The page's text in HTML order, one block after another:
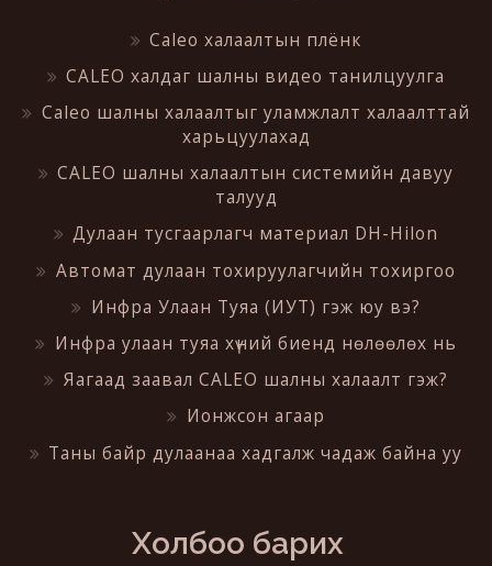
Caleo халаалтын плёнк
CALEO халдаг шалны видео танилцуулга
Caleo шалны халаалтыг уламжлалт халаалттай
харьцуулахад
CALEO шалны халаалтын системийн давуу
талууд
Дулаан тусгаарлагч материал DH-Hilon
Автомат дулаан тохируулагчийн тохиргоо
Инфра Улаан Туяа (ИУТ) гэж юу вэ?
Инфра улаан туяа хүний биенд нөлөөлөх нь
Яагаад заавал CALEO шалны халаалт гэж?
Ионжсон агаар
Таны байр дулаанаа хадгалж чадаж байна уу
Холбоо барих